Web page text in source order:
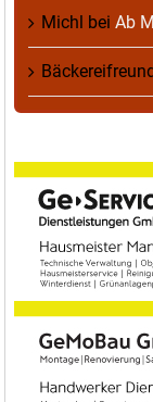
Michl bei Ab